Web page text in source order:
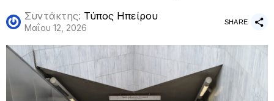
Συντάκτης: Τύπος Ηπείρου
Μαΐου 12, 2026
SHARE